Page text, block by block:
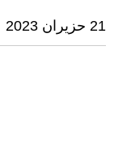
21 حزيران 2023